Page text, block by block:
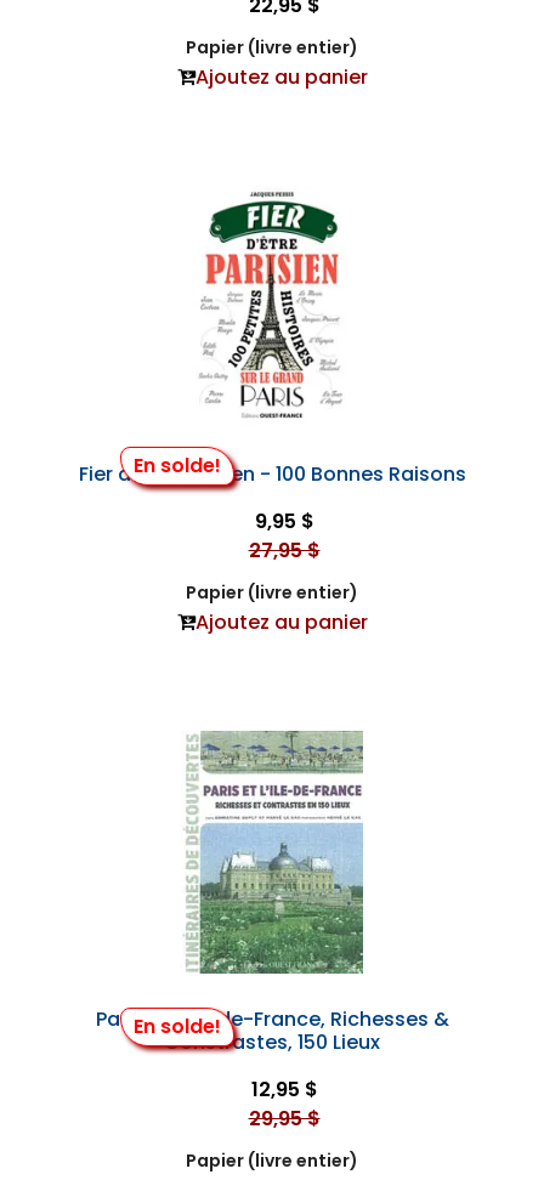
22,95 $
Papier (livre entier)
Ajoutez au panier
En solde!
Fier d'Être Parisien - 100 Bonnes Raisons
9,95 $
27,95 $
Papier (livre entier)
Ajoutez au panier
En solde!
Paris et l'Île-de-France, Richesses &
Constrastes, 150 Lieux
12,95 $
29,95 $
Papier (livre entier)